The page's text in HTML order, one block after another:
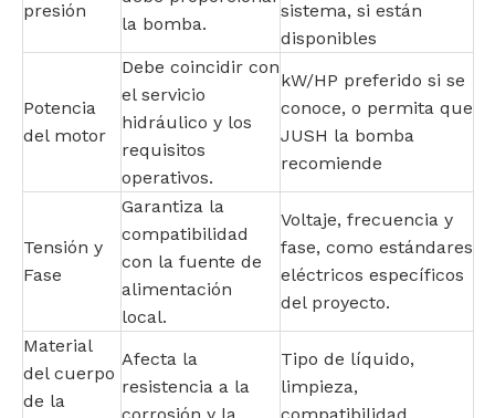
presión
la bomba.
sistema, si están
disponibles
Potencia
del motor
Debe coincidir con
el servicio
hidráulico y los
requisitos
operativos.
kW/HP preferido si se
conoce, o permita que
JUSH la bomba
recomiende
Tensión y
Fase
Garantiza la
compatibilidad
con la fuente de
alimentación
local.
Voltaje, frecuencia y
fase, como estándares
eléctricos específicos
del proyecto.
Material
del cuerpo
de la
Afecta la
resistencia a la
Tipo de líquido,
limpieza,